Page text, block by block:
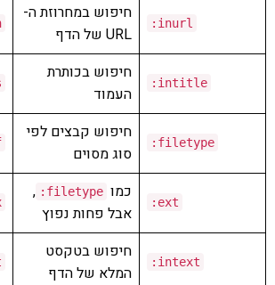
inurl
:
חיפוש במחרוזת ה-
URL של הדף
intitle
:
חיפוש בכותרת
העמוד
filetype
:
חיפוש קבצים לפי
סוג מסוים
ext
: כמו filetype
:
,
אבל פחות נפוץ
intext
:
חיפוש בטקסט
המלא של הדף